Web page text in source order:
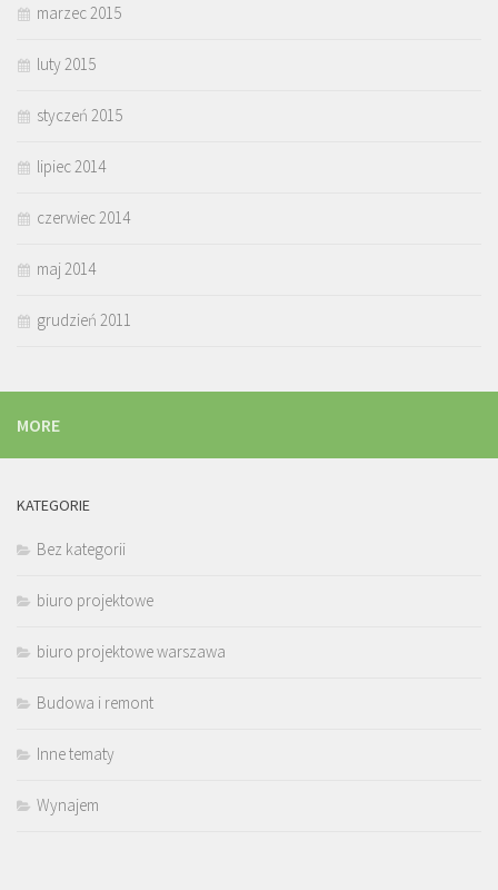
marzec 2015
luty 2015
styczeń 2015
lipiec 2014
czerwiec 2014
maj 2014
grudzień 2011
MORE
KATEGORIE
Bez kategorii
biuro projektowe
biuro projektowe warszawa
Budowa i remont
Inne tematy
Wynajem